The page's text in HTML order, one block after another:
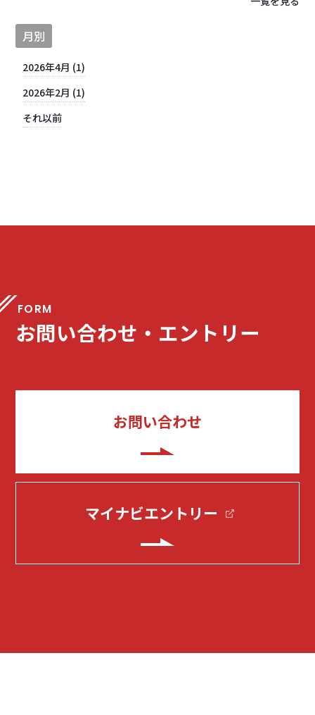
月別
2026年4月 (1)
2026年2月 (1)
それ以前
FORM
お問い合わせ・エントリー
お問い合わせ
マイナビエントリー